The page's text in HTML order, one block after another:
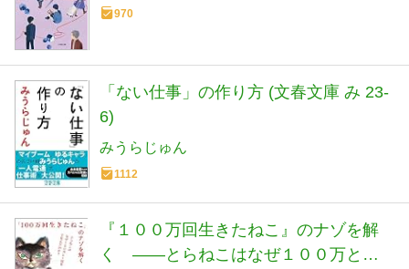
970
「ない仕事」の作り方 (文春文庫 み 23-
6)
みうらじゅん
1112
『１００万回生きたねこ』のナゾを解
く ――とらねこはなぜ１００万と１